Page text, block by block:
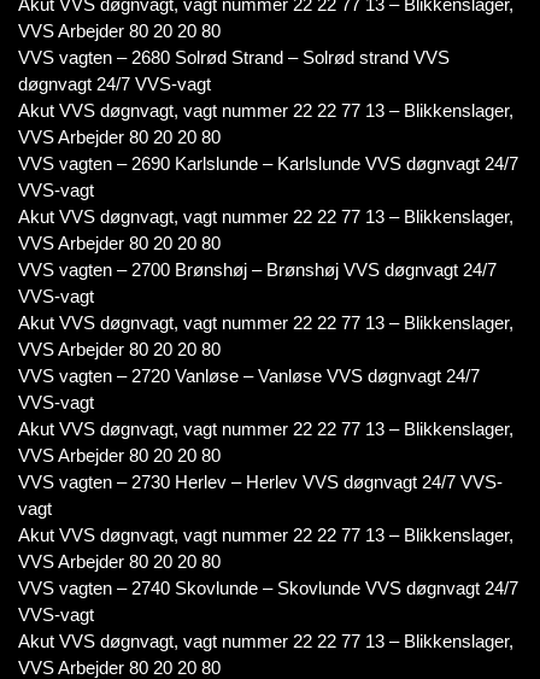
Akut VVS døgnvagt, vagt nummer 22 22 77 13 – Blikkenslager,
VVS Arbejder 80 20 20 80
VVS vagten – 2680 Solrød Strand – Solrød strand VVS
døgnvagt 24/7 VVS-vagt
Akut VVS døgnvagt, vagt nummer 22 22 77 13 – Blikkenslager,
VVS Arbejder 80 20 20 80
VVS vagten – 2690 Karlslunde – Karlslunde VVS døgnvagt 24/7
VVS-vagt
Akut VVS døgnvagt, vagt nummer 22 22 77 13 – Blikkenslager,
VVS Arbejder 80 20 20 80
VVS vagten – 2700 Brønshøj – Brønshøj VVS døgnvagt 24/7
VVS-vagt
Akut VVS døgnvagt, vagt nummer 22 22 77 13 – Blikkenslager,
VVS Arbejder 80 20 20 80
VVS vagten – 2720 Vanløse – Vanløse VVS døgnvagt 24/7
VVS-vagt
Akut VVS døgnvagt, vagt nummer 22 22 77 13 – Blikkenslager,
VVS Arbejder 80 20 20 80
VVS vagten – 2730 Herlev – Herlev VVS døgnvagt 24/7 VVS-
vagt
Akut VVS døgnvagt, vagt nummer 22 22 77 13 – Blikkenslager,
VVS Arbejder 80 20 20 80
VVS vagten – 2740 Skovlunde – Skovlunde VVS døgnvagt 24/7
VVS-vagt
Akut VVS døgnvagt, vagt nummer 22 22 77 13 – Blikkenslager,
VVS Arbejder 80 20 20 80